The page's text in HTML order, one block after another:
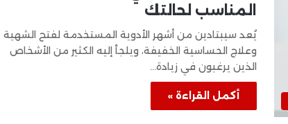
المناسب لحالتك
يُعد سيبتادين من أشهر الأدوية المستخدمة لفتح الشهية
وعلاج الحساسية الخفيفة، ويلجأ إليه الكثير من الأشخاص
الذين يرغبون في زيادة…
أكمل القراءة »